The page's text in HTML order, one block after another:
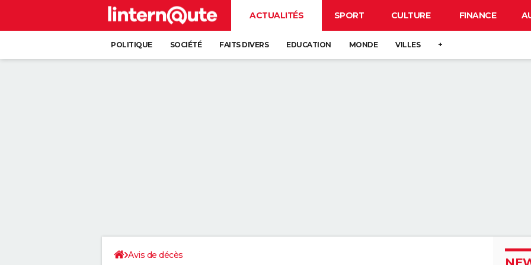
ACTUALITÉS SPORT CULTURE FINANCE
POLITIQUE SOCIÉTÉ FAITS DIVERS EDUCATION MONDE VILLES +
Avis de décès